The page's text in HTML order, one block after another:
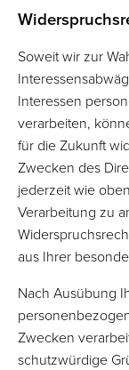
Soweit wir zur
Interessen
verarbeiten,
für die Zukunft
Zwecken des
jederzeit wie
Verarbeitung zu
aus Ihrer
Nach Ausübung
Zwecken
schutzwürdige